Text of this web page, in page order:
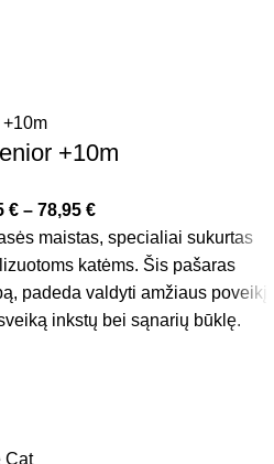
+10m
€ – 78,95 €
maistas, specialiai sukurtas
katėms. Šis pašaras
padeda valdyti amžiaus poveikį,
inkstų bei sąnarių būklę.